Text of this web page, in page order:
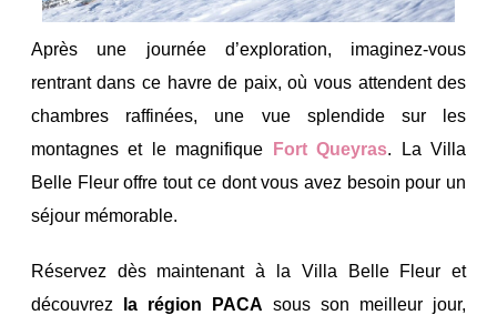
Après une journée d’exploration, imaginez-vous
rentrant dans ce havre de paix, où vous attendent des
chambres raffinées, une vue splendide sur les
montagnes et le magnifique
Fort Queyras. La Villa
Belle Fleur offre tout ce dont vous avez besoin pour un
séjour mémorable.
Réservez dès maintenant à la Villa Belle Fleur et
découvrez
la région PACA sous son meilleur jour,